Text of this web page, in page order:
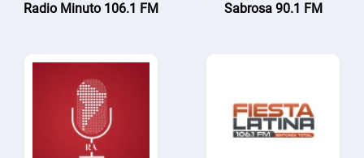
Radio Minuto 106.1 FM Sabrosa 90.1 FM